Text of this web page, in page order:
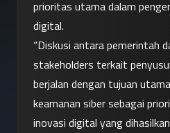
prioritas utama dalam
digital.
“Diskusi antara pemerintah
stakeholders terkait
berjalan dengan tujuan
keamanan siber sebagai
inovasi digital yang